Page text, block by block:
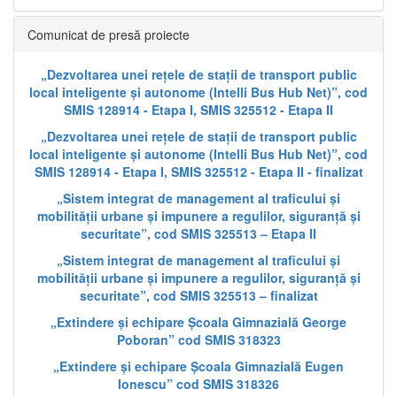
Comunicat de presă proiecte
„Dezvoltarea unei rețele de stații de transport public
local inteligente și autonome (Intelli Bus Hub Net)”, cod
SMIS 128914 - Etapa I, SMIS 325512 - Etapa II
„Dezvoltarea unei rețele de stații de transport public
local inteligente și autonome (Intelli Bus Hub Net)”, cod
SMIS 128914 - Etapa I, SMIS 325512 - Etapa II - finalizat
„Sistem integrat de management al traficului și
mobilității urbane și impunere a regulilor, siguranță și
securitate”, cod SMIS 325513 – Etapa II
„Sistem integrat de management al traficului și
mobilității urbane și impunere a regulilor, siguranță și
securitate”, cod SMIS 325513 – finalizat
„Extindere și echipare Școala Gimnazială George
Poboran” cod SMIS 318323
„Extindere și echipare Școala Gimnazială Eugen
Ionescu” cod SMIS 318326